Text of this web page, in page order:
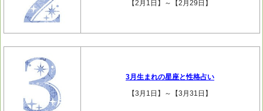
【2月1日】～【2月29日】
3月生まれの星座と性格占い
【3月1日】～【3月31日】